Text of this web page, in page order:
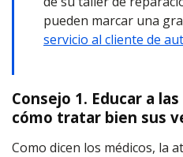
pueden marcar una
servicio al cliente de
Consejo 1. Educar a
cómo tratar bien sus
Como dicen los médicos, la